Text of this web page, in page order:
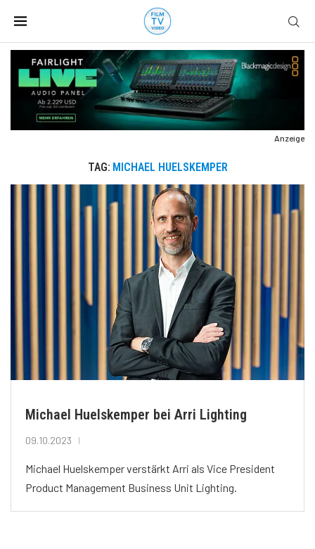
Anzeige
TAG: MICHAEL HUELSKEMPER
Michael Huelskemper bei Arri Lighting
09.10.2023
Michael Huelskemper verstärkt Arri als Vice President
Product Management Business Unit Lighting.